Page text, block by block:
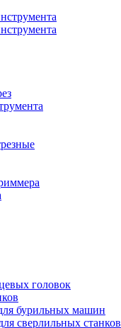
головок
бурильных машин
сверлильных станков